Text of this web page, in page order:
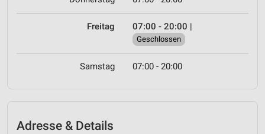
Freitag 07:00 - 20:00 |
Geschlossen
Samstag 07:00 - 20:00
Adresse & Details